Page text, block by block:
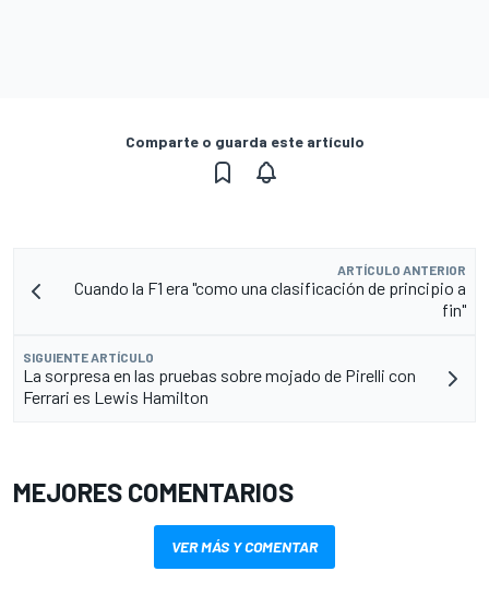
Comparte o guarda este artículo
ARTÍCULO ANTERIOR
Cuando la F1 era "como una clasificación de principio a
fin"
SIGUIENTE ARTÍCULO
La sorpresa en las pruebas sobre mojado de Pirelli con
Ferrari es Lewis Hamilton
MEJORES COMENTARIOS
VER MÁS Y COMENTAR